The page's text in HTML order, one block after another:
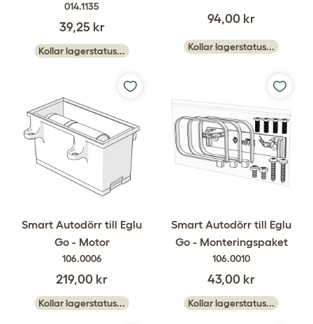
014.1135
39,25 kr
Kollar lagerstatus...
94,00 kr
Kollar lagerstatus...
Smart Autodörr till Eglu
Go - Motor
106.0006
219,00 kr
Kollar lagerstatus...
Smart Autodörr till Eglu
Go - Monteringspaket
106.0010
43,00 kr
Kollar lagerstatus...